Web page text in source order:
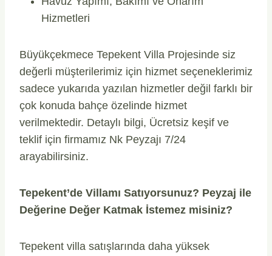
Hizmetleri
Büyükçekmece Tepekent Villa Projesinde siz
değerli müşterilerimiz için hizmet seçeneklerimiz
sadece yukarıda yazılan hizmetler değil farklı bir
çok konuda bahçe özelinde hizmet
verilmektedir. Detaylı bilgi, Ücretsiz keşif ve
teklif için firmamız Nk Peyzajı 7/24
arayabilirsiniz.
Tepekent’de Villamı Satıyorsunuz? Peyzaj ile
Değerine Değer Katmak İstemez misiniz?
Tepekent villa satışlarında daha yüksek